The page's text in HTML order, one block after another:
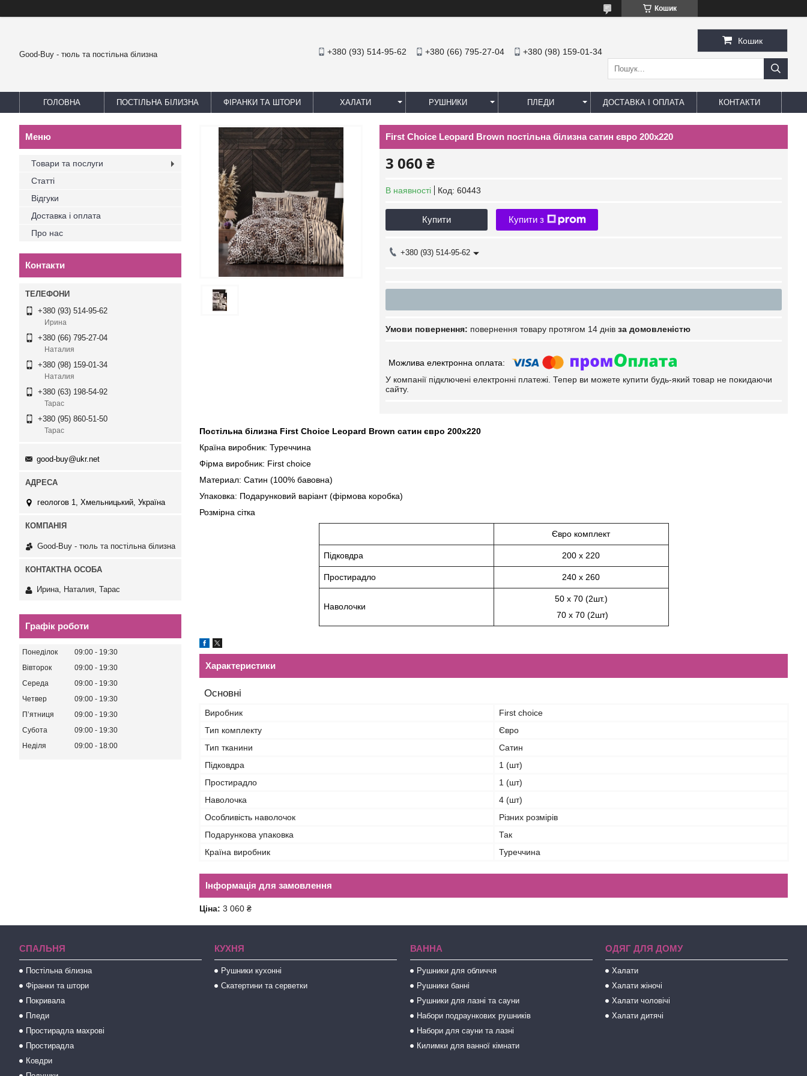
Кошик
Good-Buy - тюль та постільна білизна +380 (93) 514-95-62 +380 (66) 795-27-04 +380 (98) 159-01-34
Кошик
ГОЛОВНА ПОСТІЛЬНА БІЛИЗНА ФІРАНКИ ТА ШТОРИ ХАЛАТИ РУШНИКИ ПЛЕДИ ДОСТАВКА І ОПЛАТА КОНТАКТИ
First Choice Leopard Brown постільна білизна сатин євро 200х220
3 060 ₴
В наявності Код: 60443
Купити Купити з
+380 (93) 514-95-62
повернення товару протягом 14 днів за домовленістю
У компанії підключені електронні платежі. Тепер ви можете купити будь-який товар не покидаючи
сайту.
Постільна білизна First Choice Leopard Brown сатин євро 200х220
Країна виробник: Туреччина
Фірма виробник: First choice
Материал: Сатин (100% бавовна)
Упаковка: Подарунковий варіант (фірмова коробка)
Розмірна сітка
Євро комплект
Підковдра 200 х 220
Простирадло 240 х 260
Наволочки
50 х 70 (2шт.)
70 х 70 (2шт)
Характеристики
Основні
Виробник
First choice
Тип комплекту
Євро
Тип тканини
Сатин
Підковдра
1 (шт)
Простирадло
1 (шт)
Наволочка
4 (шт)
Особливість наволочок
Різних розмірів
Подарункова упаковка
Так
Країна виробник
Туреччина
Інформація для замовлення
Ціна: 3 060 ₴
Товари та послуги
Статті
Відгуки
Доставка і оплата
Про нас
Контакти
+380 (93) 514-95-62
Ирина
+380 (66) 795-27-04
Наталия
+380 (98) 159-01-34
Наталия
+380 (63) 198-54-92
Тарас
+380 (95) 860-51-50
Тарас
good-buy@ukr.net
геологов 1, Хмельницький, Україна
Good-Buy - тюль та постільна білизна
Ирина, Наталия, Тарас
Графік роботи
Понеділок 09:00
19:30
Вівторок
09:00
19:30
Середа
09:00
19:30
Четвер
09:00
19:30
Пʼятниця
09:00
19:30
Субота
09:00
19:30
Неділя
09:00 18:00
СПАЛЬНЯ
Постільна білизна
Фіранки та штори
Покривала
Пледи
Простирадла махрові
Простирадла
Ковдри
КУХНЯ
Рушники кухонні
Скатертини та серветки
ВАННА
Рушники для обличчя
Рушники банні
Рушники для лазні та сауни
Набори подраункових рушників
Набори для сауни та лазні
Килимки для ванної кімнати
ОДЯГ ДЛЯ ДОМУ
Халати
Халати жіночі
Халати чоловічі
Халати дитячі